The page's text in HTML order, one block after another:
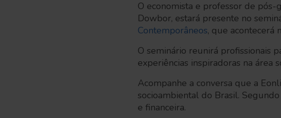
O economista e professor de pós-
Dowbor, estará presente no
Contemporâneos, que acontecerá
O seminário reunirá profissionais
experiências inspiradoras na área
Acompanhe a conversa que a
socioambiental do Brasil.
e financeira.